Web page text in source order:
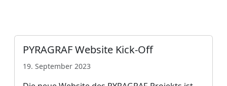
PYRAGRAF Website Kick-Off
19. September 2023